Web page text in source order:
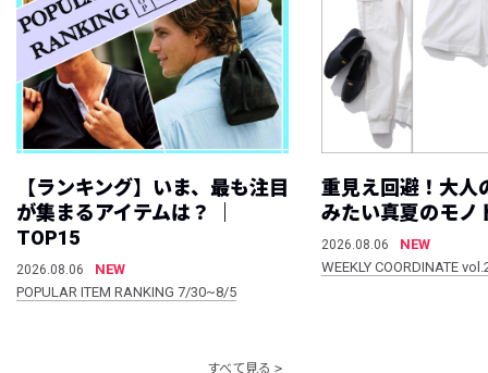
【ランキング】いま、最も注目
が集まるアイテムは？ ｜
TOP15
2026.08.06
NEW
POPULAR ITEM RANKING 7/30~8/5
重見え回避！大人
みたい真夏のモノ
2026.08.06
NEW
WEEKLY COORDINATE
すべて見る